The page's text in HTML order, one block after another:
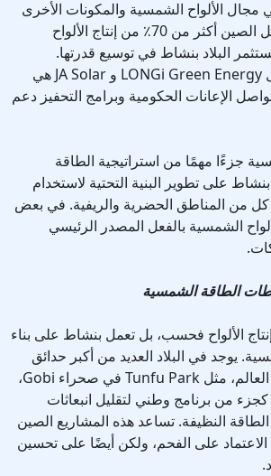
مجال الألواح الشمسية والمكونات الأخرى
للطاقة الشمسية. تمثل الصين أكثر من 70٪ من إنتاج الألواح
البلاد بنشاط في توسيع قدرتها.
الشركات الصينية مثل LONGi Green Energy و JA Solar هي
الإعانات الحكومية وبرامج التحفيز دعم
جزءًا مهمًا من استراتيجية الطاقة
بنشاط على تطوير البنية التحتية لاستخدام
من المناطق الحضرية والريفية. في بعض
الشمسية بالفعل المصدر الرئيسي
الألواح فحسب، بل تعمل بنشاط على بناء
يوجد في البلاد العديد من أكبر حدائق
الطاقة الشمسية في العالم، مثل Tunfu Park في صحراء Gobi،
من برنامج وطني لتقليل انبعاثات
النظيفة. تساعد هذه المشاريع الصين
على الفحم، ولكن أيضًا على تحسين